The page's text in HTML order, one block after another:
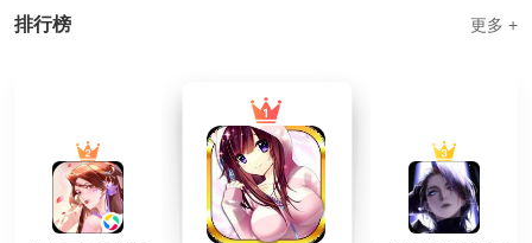
排行榜 更多 +